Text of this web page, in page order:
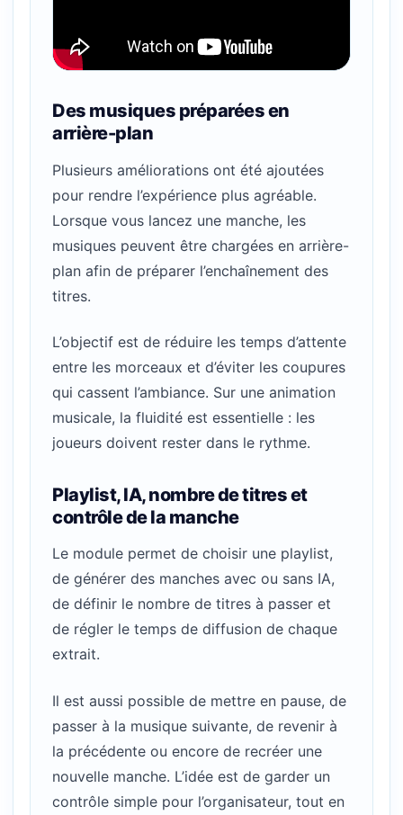
Des musiques préparées en
arrière-plan
Plusieurs améliorations ont été ajoutées
pour rendre l’expérience plus agréable.
Lorsque vous lancez une manche, les
musiques peuvent être chargées en arrière-
plan afin de préparer l’enchaînement des
titres.
L’objectif est de réduire les temps d’attente
entre les morceaux et d’éviter les coupures
qui cassent l’ambiance. Sur une animation
musicale, la fluidité est essentielle : les
joueurs doivent rester dans le rythme.
Playlist, IA, nombre de titres et
contrôle de la manche
Le module permet de choisir une playlist,
de générer des manches avec ou sans IA,
de définir le nombre de titres à passer et
de régler le temps de diffusion de chaque
extrait.
Il est aussi possible de mettre en pause, de
passer à la musique suivante, de revenir à
la précédente ou encore de recréer une
nouvelle manche. L’idée est de garder un
contrôle simple pour l’organisateur, tout en